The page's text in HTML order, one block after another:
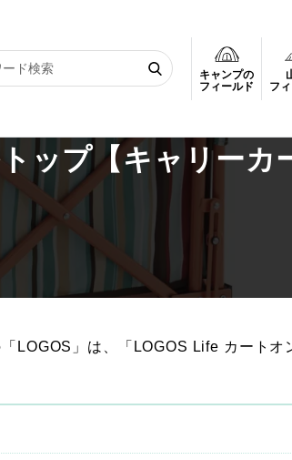
キャンプの
フィールド
フ
ーカートが、テーブルに早変わり！】
ップ【キャリーカ
LOGOS」は、「LOGOS Life カートオ